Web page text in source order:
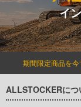
イ
期間限定商品を今
ALLSTOCKERにつ